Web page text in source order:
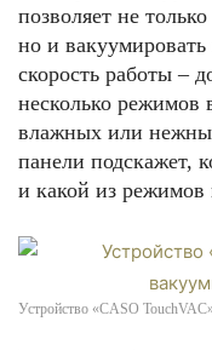
позволяет не
но и
скорость работы –
несколько режимов
влажных или
панели подскажет,
и какой из режимов
Устройство «CASO